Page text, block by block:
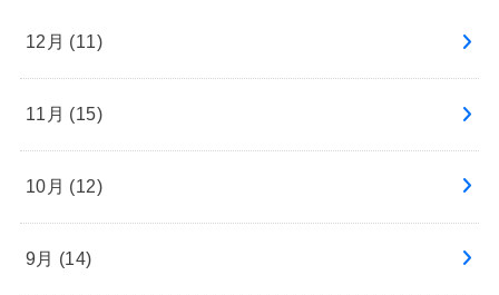
12月 (11)
11月 (15)
10月 (12)
9月 (14)